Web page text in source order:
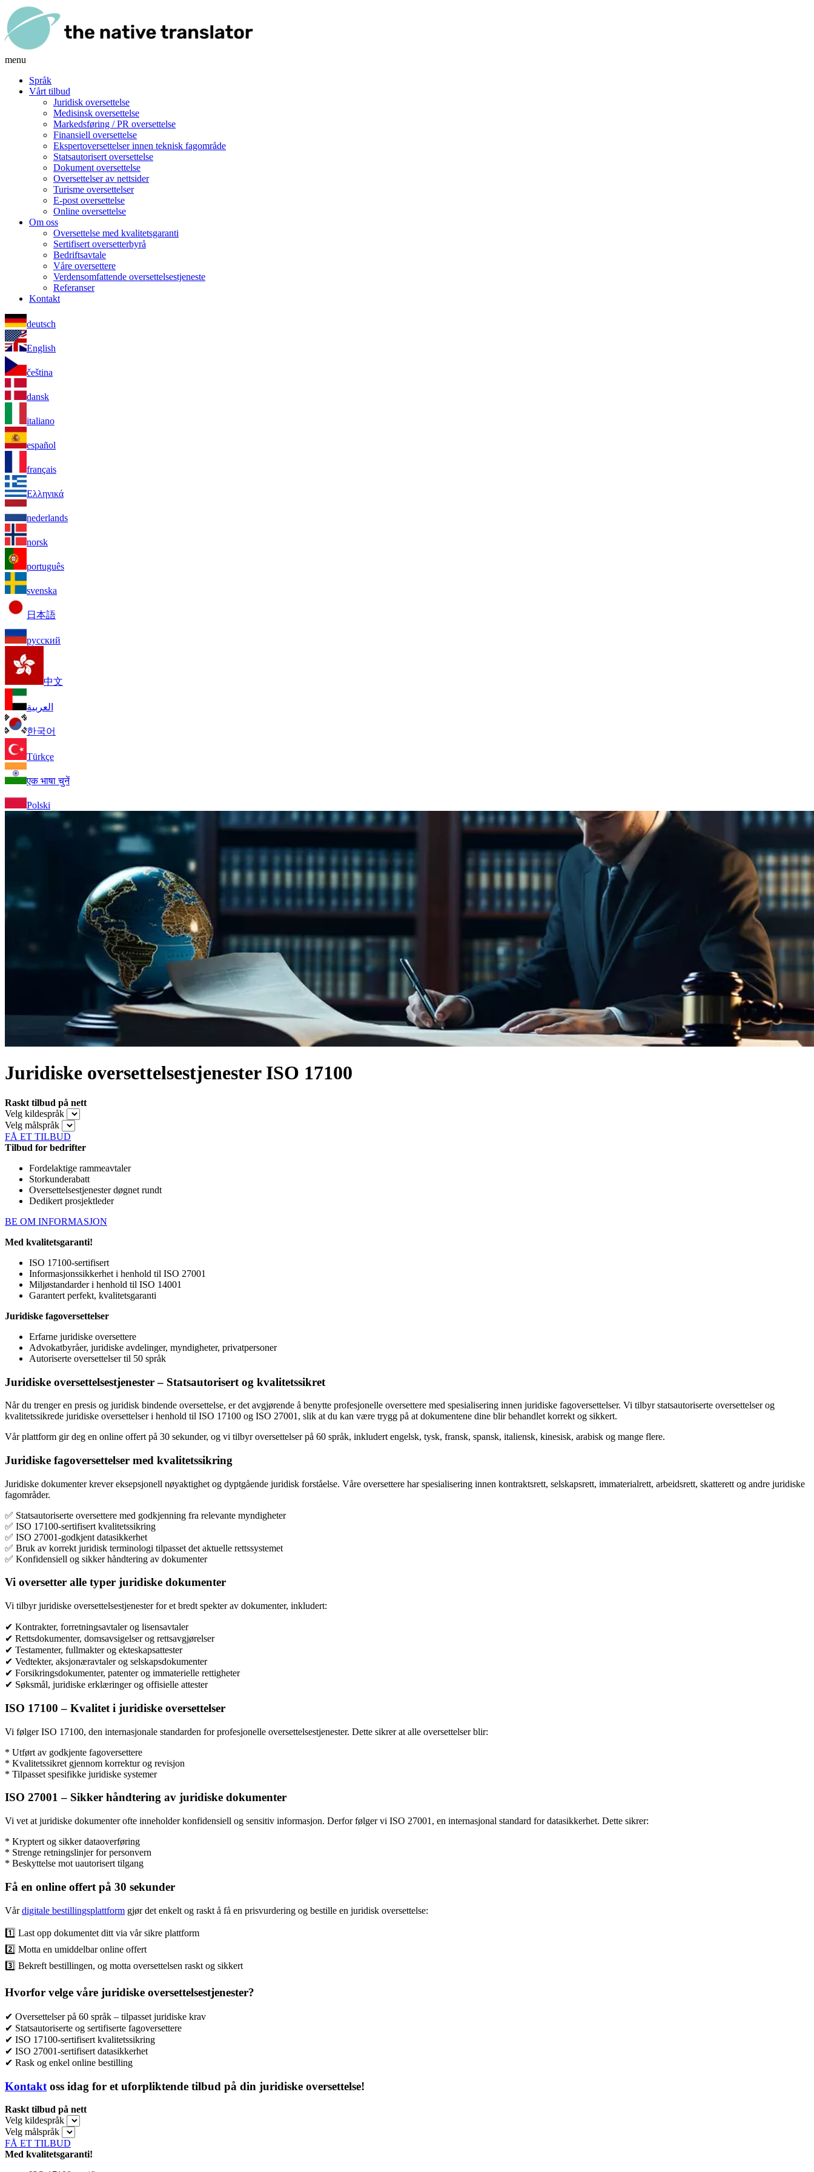
menu
Språk
Vårt tilbud
Juridisk oversettelse
Medisinsk oversettelse
Markedsføring / PR oversettelse
Finansiell oversettelse
Ekspertoversettelser innen teknisk fagområde
Statsautorisert oversettelse
Dokument oversettelse
Oversettelser av nettsider
Turisme oversettelser
E-post oversettelse
Online oversettelse
Om oss
Oversettelse med kvalitetsgaranti
Sertifisert oversetterbyrå
Bedriftsavtale
Våre oversettere
Verdensomfattende oversettelsestjeneste
Referanser
Kontakt
deutsch
English
čeština
dansk
italiano
español
français
Ελληνικά
nederlands
norsk
português
svenska
日本語
русский
中文
العربية
한국어
Türkçe
एक भाषा चुनें
Polski
Juridiske oversettelsestjenester ISO 17100
Raskt tilbud på nett
Velg kildespråk
Velg målspråk
FÅ ET TILBUD
Tilbud for bedrifter
Fordelaktige rammeavtaler
Storkunderabatt
Oversettelsestjenester døgnet rundt
Dedikert prosjektleder
BE OM INFORMASJON
Med kvalitetsgaranti!
ISO 17100-sertifisert
Informasjonssikkerhet i henhold til ISO 27001
Miljøstandarder i henhold til ISO 14001
Garantert perfekt, kvalitetsgaranti
Juridiske fagoversettelser
Erfarne juridiske oversettere
Advokatbyråer, juridiske avdelinger, myndigheter, privatpersoner
Autoriserte oversettelser til 50 språk
Juridiske oversettelsestjenester – Statsautorisert og kvalitetssikret
Når du trenger en presis og juridisk bindende oversettelse, er det avgjørende å benytte profesjonelle oversettere med spesialisering innen juridiske fagoversettelser. Vi tilbyr statsautoriserte oversettelser og
kvalitetssikrede juridiske oversettelser i henhold til ISO 17100 og ISO 27001, slik at du kan være trygg på at dokumentene dine blir behandlet korrekt og sikkert.
Vår plattform gir deg en online offert på 30 sekunder, og vi tilbyr oversettelser på 60 språk, inkludert engelsk, tysk, fransk, spansk, italiensk, kinesisk, arabisk og mange flere.
Juridiske fagoversettelser med kvalitetssikring
Juridiske dokumenter krever eksepsjonell nøyaktighet og dyptgående juridisk forståelse. Våre oversettere har spesialisering innen kontraktsrett, selskapsrett, immaterialrett, arbeidsrett, skatterett og andre juridiske
fagområder.
✅ Statsautoriserte oversettere med godkjenning fra relevante myndigheter
✅ ISO 17100-sertifisert kvalitetssikring
✅ ISO 27001-godkjent datasikkerhet
✅ Bruk av korrekt juridisk terminologi tilpasset det aktuelle rettssystemet
✅ Konfidensiell og sikker håndtering av dokumenter
Vi oversetter alle typer juridiske dokumenter
Vi tilbyr juridiske oversettelsestjenester for et bredt spekter av dokumenter, inkludert:
✔ Kontrakter, forretningsavtaler og lisensavtaler
✔ Rettsdokumenter, domsavsigelser og rettsavgjørelser
✔ Testamenter, fullmakter og ekteskapsattester
✔ Vedtekter, aksjonæravtaler og selskapsdokumenter
✔ Forsikringsdokumenter, patenter og immaterielle rettigheter
✔ Søksmål, juridiske erklæringer og offisielle attester
ISO 17100 – Kvalitet i juridiske oversettelser
Vi følger ISO 17100, den internasjonale standarden for profesjonelle oversettelsestjenester. Dette sikrer at alle oversettelser blir:
* Utført av godkjente fagoversettere
* Kvalitetssikret gjennom korrektur og revisjon
* Tilpasset spesifikke juridiske systemer
ISO 27001 – Sikker håndtering av juridiske dokumenter
Vi vet at juridiske dokumenter ofte inneholder konfidensiell og sensitiv informasjon. Derfor følger vi ISO 27001, en internasjonal standard for datasikkerhet. Dette sikrer:
* Kryptert og sikker dataoverføring
* Strenge retningslinjer for personvern
* Beskyttelse mot uautorisert tilgang
Få en online offert på 30 sekunder
Vårdigitale bestillingsplattform gjør det enkelt og raskt å få en prisvurdering og bestille en juridisk oversettelse:
1️⃣ Last opp dokumentet ditt via vår sikre plattform
2️⃣ Motta en umiddelbar online offert
3️⃣ Bekreft bestillingen, og motta oversettelsen raskt og sikkert
Hvorfor velge våre juridiske oversettelsestjenester?
✔ Oversettelser på 60 språk – tilpasset juridiske krav
✔ Statsautoriserte og sertifiserte fagoversettere
✔ ISO 17100-sertifisert kvalitetssikring
✔ ISO 27001-sertifisert datasikkerhet
✔ Rask og enkel online bestilling
Kontakt oss idag for et uforpliktende tilbud på din juridiske oversettelse!
Raskt tilbud på nett
Velg kildespråk
Velg målspråk
FÅ ET TILBUD
Med kvalitetsgaranti!